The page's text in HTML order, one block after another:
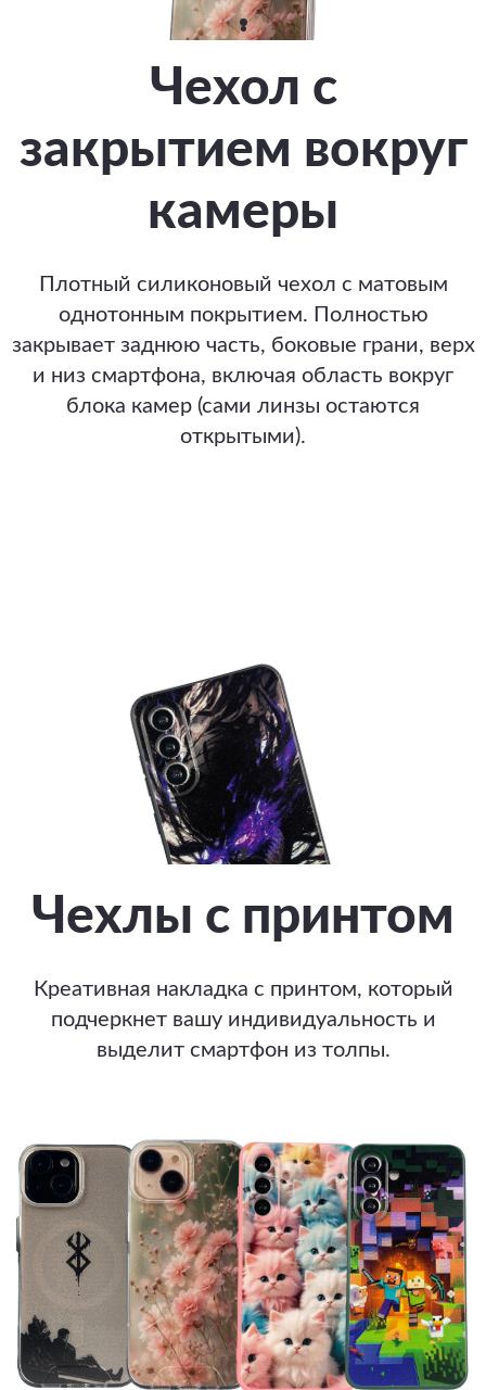
Чехол с
закрытием вокруг
камеры
Плотный силиконовый чехол с матовым
однотонным покрытием. Полностью
закрывает заднюю часть, боковые грани, верх
и низ смартфона, включая область вокруг
блока камер (сами линзы остаются
открытыми).
Чехлы с принтом
Креативная накладка с принтом, который
подчеркнет вашу индивидуальность и
выделит смартфон из толпы.